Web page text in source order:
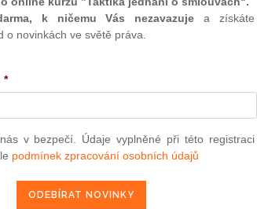
ze dne 17. prosince 2003
zprostředkovatelích a
událostí a o změně
zprostředkovatelích a
usnesl na tomto zákoně České
k ničemu Vás nezavazuje a získáte
o novinkách ve světě práva.
*
v bezpečí. Údaje vyplněné při této registraci
podmínek zpracování osobních údajů